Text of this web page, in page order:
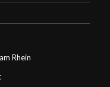
Rhein